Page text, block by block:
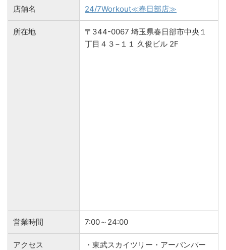
店舗名 24/7Workout≪春日部店≫
所在地
〒344-0067 埼玉県春日部市中央１
丁目４３−１１ 久俊ビル 2F
営業時間 7:00～24:00
アクセス ・東武スカイツリー・アーバンパー